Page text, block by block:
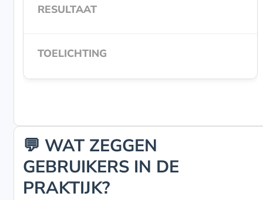
💬 WAT ZEGGEN
GEBRUIKERS IN DE
PRAKTIJK?